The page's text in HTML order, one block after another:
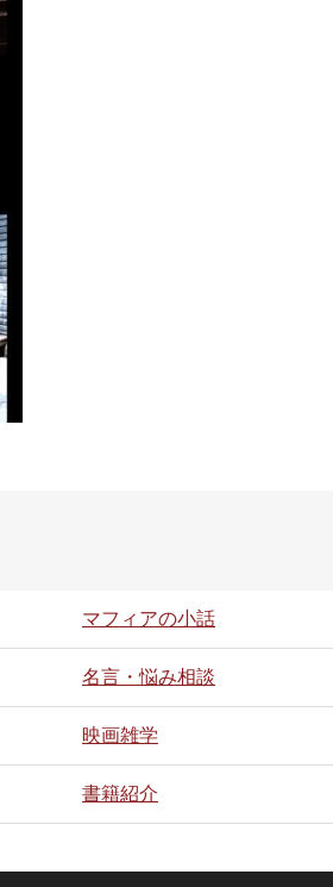
マフィアの小話
名言・悩み相談
映画雑学
書籍紹介